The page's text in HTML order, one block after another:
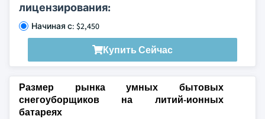
лицензирования:
Начиная с: $2,450
Купить Сейчас
Размер рынка умных бытовых
снегоуборщиков на литий-ионных
батареях